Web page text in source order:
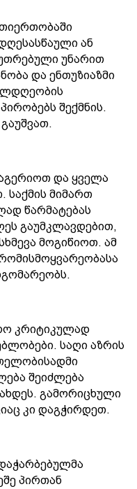
ან
უნარით
და ენთუზიაზმი
შექმნის.
და ყველა
მიმართ
წარმატებას
გაუმკლავდებით,
მოგიწიოთ. ამ
კრიტიკულად
საღი აზრის
შეიძლება
გამორიცხული
კი დაგჭირდეთ.
პირთან